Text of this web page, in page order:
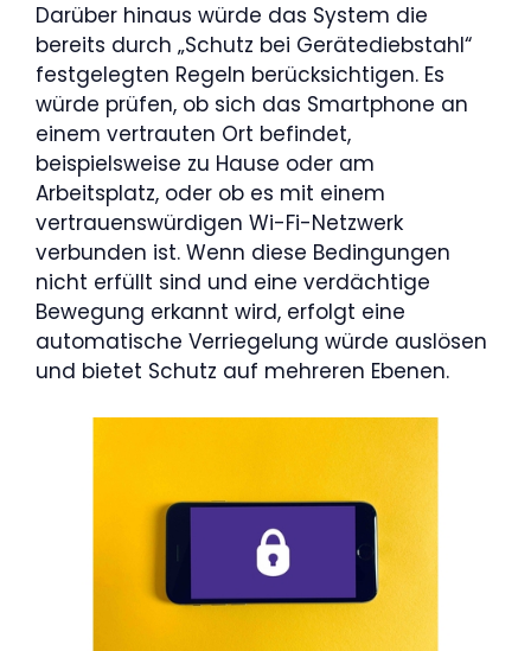
Darüber hinaus würde das System die
bereits durch „Schutz bei Gerätediebstahl“
festgelegten Regeln berücksichtigen. Es
würde prüfen, ob sich das Smartphone an
einem vertrauten Ort befindet,
beispielsweise zu Hause oder am
Arbeitsplatz, oder ob es mit einem
vertrauenswürdigen Wi-Fi-Netzwerk
verbunden ist. Wenn diese Bedingungen
nicht erfüllt sind und eine verdächtige
Bewegung erkannt wird, erfolgt eine
automatische Verriegelung würde auslösen
und bietet Schutz auf mehreren Ebenen.